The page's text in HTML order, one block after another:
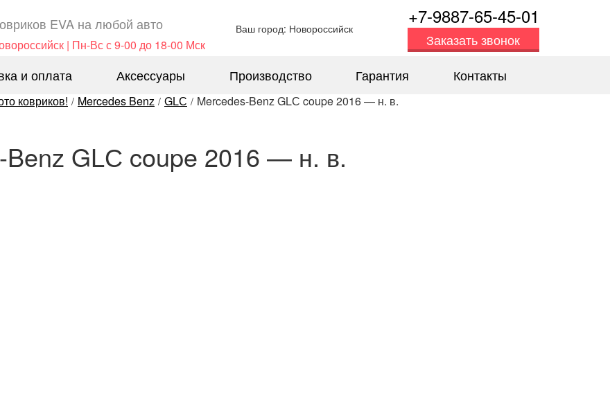
EVA ​на любой авто
| Пн-Вс с 9-00 до 18-00 Мск
Ваш город: Новороссийск
+7-9887-65-45-01
Заказать звонок
и оплата Аксессуары Производство Гарантия Контакты
ковриков! / Mercedes Benz / GLС / Mercedes-Benz GLС coupe 2016 — н. в.
Benz GLС coupe 2016 — н. в.